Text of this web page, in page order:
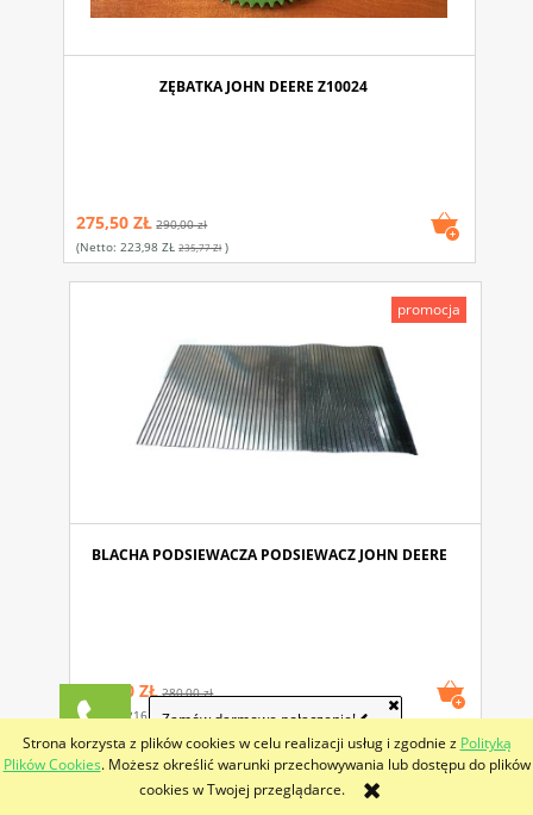
Strona korzysta z plików cookies w celu realizacji usług i zgodnie z Polityką
Plików Cookies. Możesz określić warunki przechowywania lub dostępu do plików
cookies w Twojej przeglądarce.
ZĘBATKA JOHN DEERE Z10024
275,50 ZŁ 290,00 zł
(netto: 223,98 ZŁ 235,77 Zł)
BLACHA PODSIEWACZA PODSIEWACZ JOHN DEERE
266,00 ZŁ 280,00 zł
(netto:216,26 ZŁ 227,64 Zł)
promocja
promocja
Zamów darmowe połączenie!